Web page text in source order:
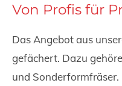
Von Profis für
Das Angebot aus
gefächert. Dazu
und Sonderformfräser.